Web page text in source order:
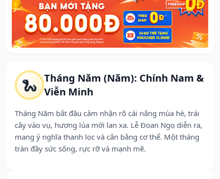
🐍 Tháng Năm (Năm): Chính Nam &
Viễn Minh
Tháng Năm bắt đầu cảm nhận rõ cái nắng mùa hè, trái
cây vào vụ, hương lúa mới lan xa. Lễ Đoan Ngọ diễn ra,
mang ý nghĩa thanh lọc và cân bằng cơ thể. Một tháng
tràn đầy sức sống, rực rỡ và mạnh mẽ.